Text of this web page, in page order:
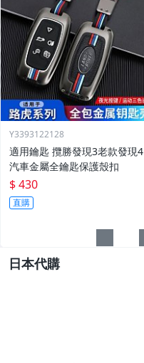
Y3393122128
適用鑰匙 攬勝發現3老款發現4
汽車金屬全鑰匙保護殼扣
$ 430
直購
日本代購